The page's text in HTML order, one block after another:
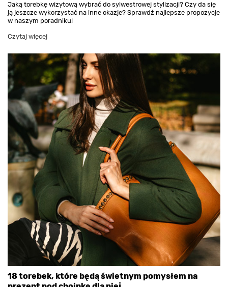
Jaką torebkę wizytową wybrać do sylwestrowej stylizacji? Czy da się
ją jeszcze wykorzystać na inne okazje? Sprawdź najlepsze propozycje
w naszym poradniku!
Czytaj więcej
18 torebek, które będą świetnym pomysłem na